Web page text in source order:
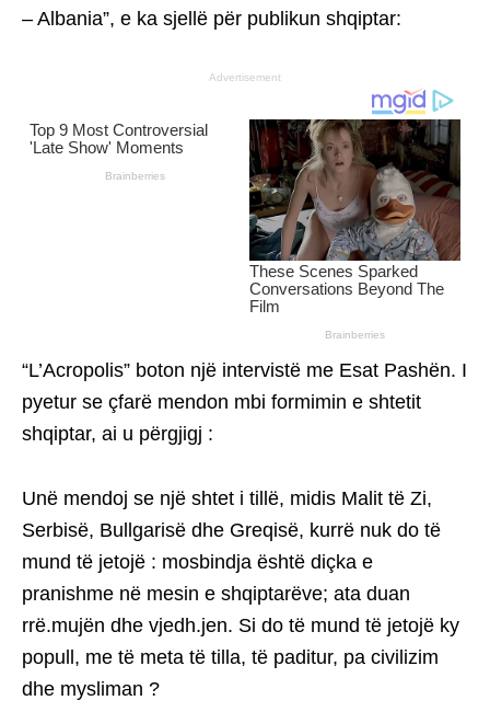
– Albania”, e ka sjellë për publikun shqiptar:
Advertisement
“L’Acropolis” boton një intervistë me Esat Pashën. I
pyetur se çfarë mendon mbi formimin e shtetit
shqiptar, ai u përgjigj :
Unë mendoj se një shtet i tillë, midis Malit të Zi,
Serbisë, Bullgarisë dhe Greqisë, kurrë nuk do të
mund të jetojë : mosbindja është diçka e
pranishme në mesin e shqiptarëve; ata duan
rrë.mujën dhe vjedh.jen. Si do të mund të jetojë ky
popull, me të meta të tilla, të paditur, pa civilizim
dhe mysliman ?